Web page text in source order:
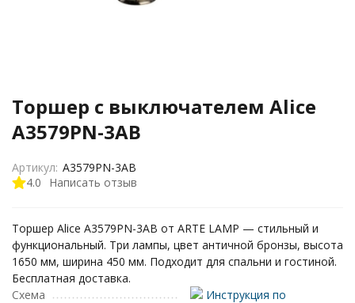
Торшер с выключателем Alice
A3579PN-3AB
4.0 Написать отзыв
Артикул: A3579PN-3AB
Торшер Alice A3579PN-3AB от ARTE LAMP — стильный и
функциональный. Три лампы, цвет античной бронзы, высота
1650 мм, ширина 450 мм. Подходит для спальни и гостиной.
Бесплатная доставка.
Схема
Инструкция по